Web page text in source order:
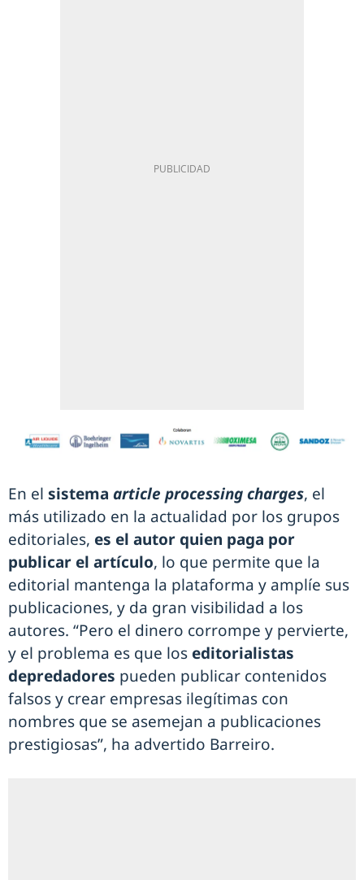
En el sistema article processing charges, el
más utilizado en la actualidad por los grupos
editoriales, es el autor quien paga por
publicar el artículo, lo que permite que la
editorial mantenga la plataforma y amplíe sus
publicaciones, y da gran visibilidad a los
autores. “Pero el dinero corrompe y pervierte,
y el problema es que los editorialistas
depredadores pueden publicar contenidos
falsos y crear empresas ilegítimas con
nombres que se asemejan a publicaciones
prestigiosas”, ha advertido Barreiro.